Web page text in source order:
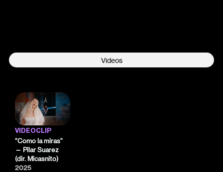
Videos
VIDEOCLIP
"Como la miras"
— Pilar Suarez
(dir. Micasnito)
2025